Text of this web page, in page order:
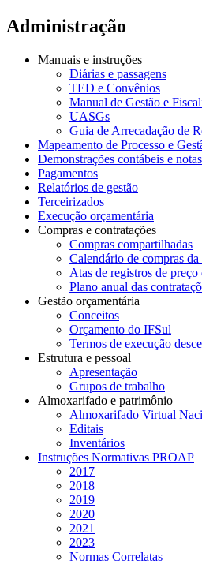
Administração
Manuais e instruções
Diárias e passagens
TED e Convênios
Manual de Gestão e
UASGs
Guia de Arrecadação de
Mapeamento de Processo e
Demonstrações contábeis e
Pagamentos
Relatórios de gestão
Terceirizados
Execução orçamentária
Compras e contratações
Compras compartilhadas
Calendário de compras
Atas de registros de preço
Plano anual das
Gestão orçamentária
Conceitos
Orçamento do IFSul
Termos de execução
Estrutura e pessoal
Apresentação
Grupos de trabalho
Almoxarifado e patrimônio
Almoxarifado Virtual
Editais
Inventários
Instruções Normativas PROAP
2017
2018
2019
2020
2021
2023
Normas Correlatas